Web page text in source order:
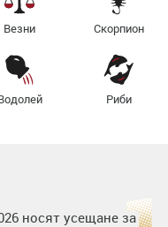
Везни Скорпион
Риби
носят усещане за